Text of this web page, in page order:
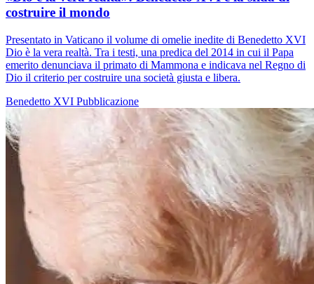
costruire il mondo
Presentato in Vaticano il volume di omelie inedite di Benedetto XVI
Dio è la vera realtà. Tra i testi, una predica del 2014 in cui il Papa
emerito denunciava il primato di Mammona e indicava nel Regno di
Dio il criterio per costruire una società giusta e libera.
Benedetto XVI Pubblicazione